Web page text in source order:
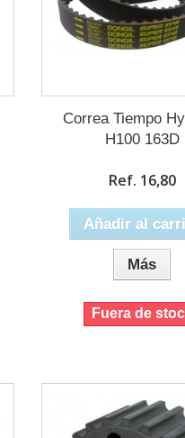
Correa Tiempo
H100 163D
Ref. 16,80
Añadir al
Más
Fuera de